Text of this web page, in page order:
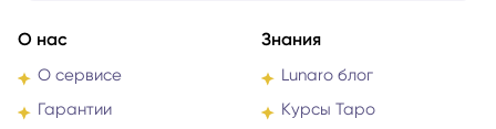
О нас
О сервисе
Гарантии
Знания
Lunaro блог
Курсы Таро